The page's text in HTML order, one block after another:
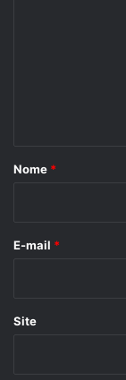
r
*
Nome *
E-mail *
Site